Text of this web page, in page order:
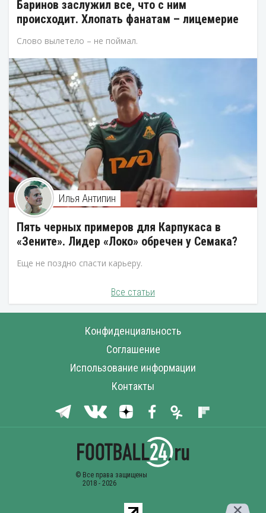
Баринов заслужил все, что с ним
происходит. Хлопать фанатам – лицемерие
Слово вылетело – не поймал.
Илья Антипин
Пять черных примеров для Карпукаса в
«Зените». Лидер «Локо» обречен у Семака?
Еще не поздно спасти карьеру.
Все статьи
Конфиденциальность
Соглашение
Использование информации
Контакты